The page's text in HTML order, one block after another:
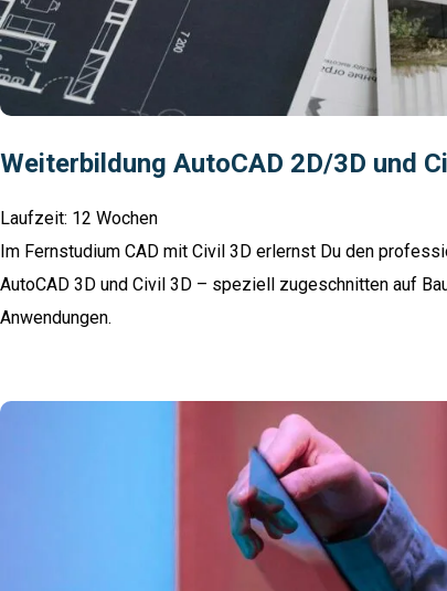
Weiterbildung AutoCAD 2D/3D und
Laufzeit: 12 Wochen
Im Fernstudium CAD mit Civil 3D erlernst Du den
AutoCAD 3D und Civil 3D – speziell zugeschnitten auf
Anwendungen.